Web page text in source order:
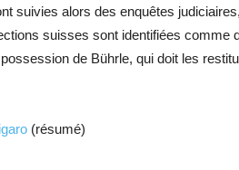
suivies alors des enquêtes
suisses sont identifiées comme
de Bührle, qui doit les
(résumé)